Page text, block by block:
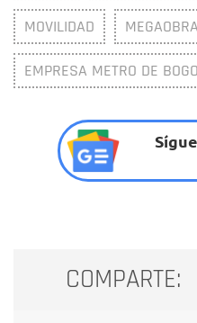
MOVILIDAD
EMPRESA METRO DE
COMPARTE: